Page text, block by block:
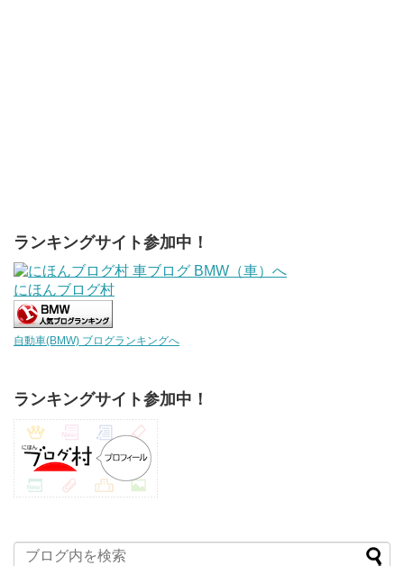
ランキングサイト参加中！
にほんブログ村
自動車(BMW) ブログランキングへ
ランキングサイト参加中！